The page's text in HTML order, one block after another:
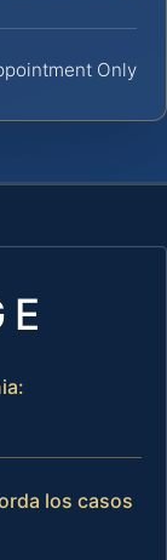
Only
los casos